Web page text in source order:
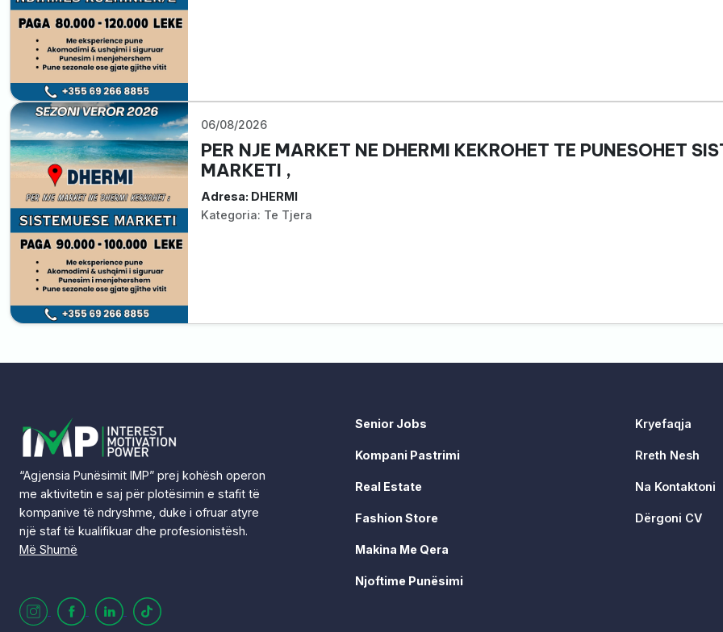
06/08/2026
PER NJE MARKET NE DHERMI KEKROHET TE PUNESOHET
MARKETI ,
Adresa: DHERMI
Kategoria: Te Tjera
“Agjensia Punësimit IMP” prej kohësh operon
me aktivitetin e saj për plotësimin e stafit të
kompanive të ndryshme, duke i ofruar atyre
një staf të kualifikuar dhe profesionistësh.
Më Shumë
Senior Jobs
Kompani Pastrimi
Real Estate
Fashion Store
Makina Me Qera
Njoftime Punësimi
Kryefaqja
Rreth Nesh
Na Kontaktoni
Dërgoni CV